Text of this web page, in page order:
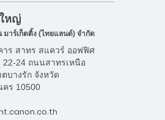
หญ่
าร์เก็ตติ้ง (ไทยแลนด์) จำกัด
าร สาทร สแควร์ ออฟฟิศ
22-24 ถนนสาทรเหนือ
บางรัก จังหวัด
คร 10500